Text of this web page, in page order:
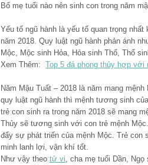
Bố mẹ tuổi nào nên sinh con trong năm
Yếu tố ngũ hành là yếu tố quan trọng
năm 2018. Quy luật ngũ hành phản ánh
Mộc, Mộc sinh Hỏa, Hỏa sinh Thổ, Thổ
Xem Thêm: Top 5 đá phong thủy hợp
Năm Mậu Tuất – 2018 là năm mang
quy luật ngũ hành thì mệnh tương sinh
trẻ con sinh ra trong năm 2018 sẽ mang
Thủy sẽ tương sinh với con trẻ mệnh
đẩy sự phát triển của mệnh Mộc. Trẻ con
minh lanh lợi, vận khí tốt.
Như vậy theo tử vi , cha mẹ tuổi Dần,